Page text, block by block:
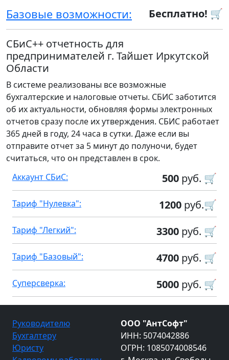
Бесплатно! 🛒
Базовые возможности:
СБиС++ отчетность для
предпринимателей г. Тайшет Иркутской
Области
В системе реализованы все возможные
бухгалтерские и налоговые отчеты. СБИС заботится
об их актуальности, обновляя формы электронных
отчетов сразу после их утверждения. СБИС работает
365 дней в году, 24 часа в сутки. Даже если вы
отправите отчет за 5 минут до полуночи, будет
считаться, что он представлен в срок.
500 руб. 🛒
Аккаунт СБиС:
1200 руб.🛒
Тариф "Нулевка":
3300 руб. 🛒
Тариф "Легкий":
4700 руб. 🛒
Тариф "Базовый":
5000 руб. 🛒
Суперсверка:
Руководителю
Бухгалтеру
Юристу
ООО "АнтСофт"
ИНН: 5074042886
ОГРН: 1085074008546